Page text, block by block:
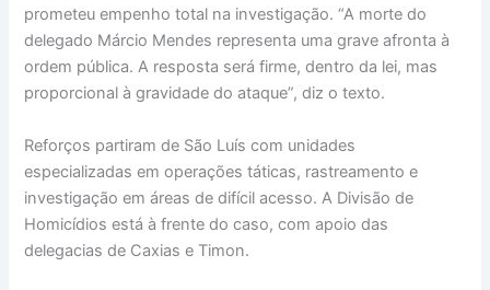
prometeu empenho total na investigação. “A morte do
delegado Márcio Mendes representa uma grave afronta à
ordem pública. A resposta será firme, dentro da lei, mas
proporcional à gravidade do ataque”, diz o texto.
Reforços partiram de São Luís com unidades
especializadas em operações táticas, rastreamento e
investigação em áreas de difícil acesso. A Divisão de
Homicídios está à frente do caso, com apoio das
delegacias de Caxias e Timon.